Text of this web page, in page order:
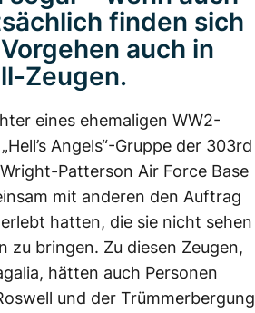
finden sich
auch in
Zeugen.
eines ehemaligen WW2-
Angels“-Gruppe der 303rd
Patterson Air Force Base
mit anderen den Auftrag
hatten, die sie nicht sehen
zu bringen. Zu diesen Zeugen,
hätten auch Personen
und der Trümmerbergung